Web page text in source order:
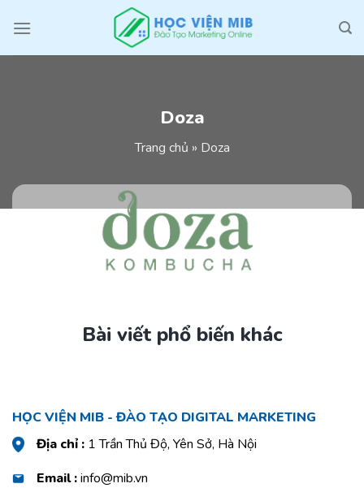
Doza
Trang chủ » Doza
Bài viết phổ biến khác
HỌC VIỆN MIB - ĐÀO TẠO DIGITAL MARKETING
Địa chỉ : 1 Trần Thủ Độ, Yên Sở, Hà Nội
Email :info@mib.vn